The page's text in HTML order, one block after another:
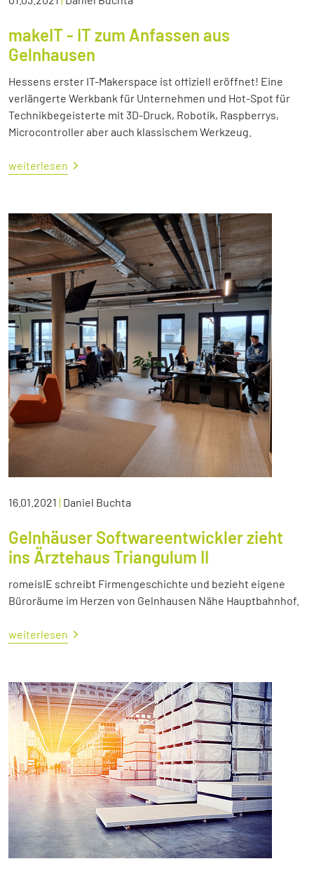
makeIT - IT zum Anfassen aus
Gelnhausen
Hessens erster IT-Makerspace ist offiziell eröffnet! Eine
verlängerte Werkbank für Unternehmen und Hot-Spot für
Technikbegeisterte mit 3D-Druck, Robotik, Raspberrys,
Microcontroller aber auch klassischem Werkzeug.
weiterlesen
16.01.2021 | Daniel Buchta
Gelnhäuser Softwareentwickler zieht
ins Ärztehaus Triangulum II
romeisIE schreibt Firmengeschichte und bezieht eigene
Büroräume im Herzen von Gelnhausen Nähe Hauptbahnhof.
weiterlesen